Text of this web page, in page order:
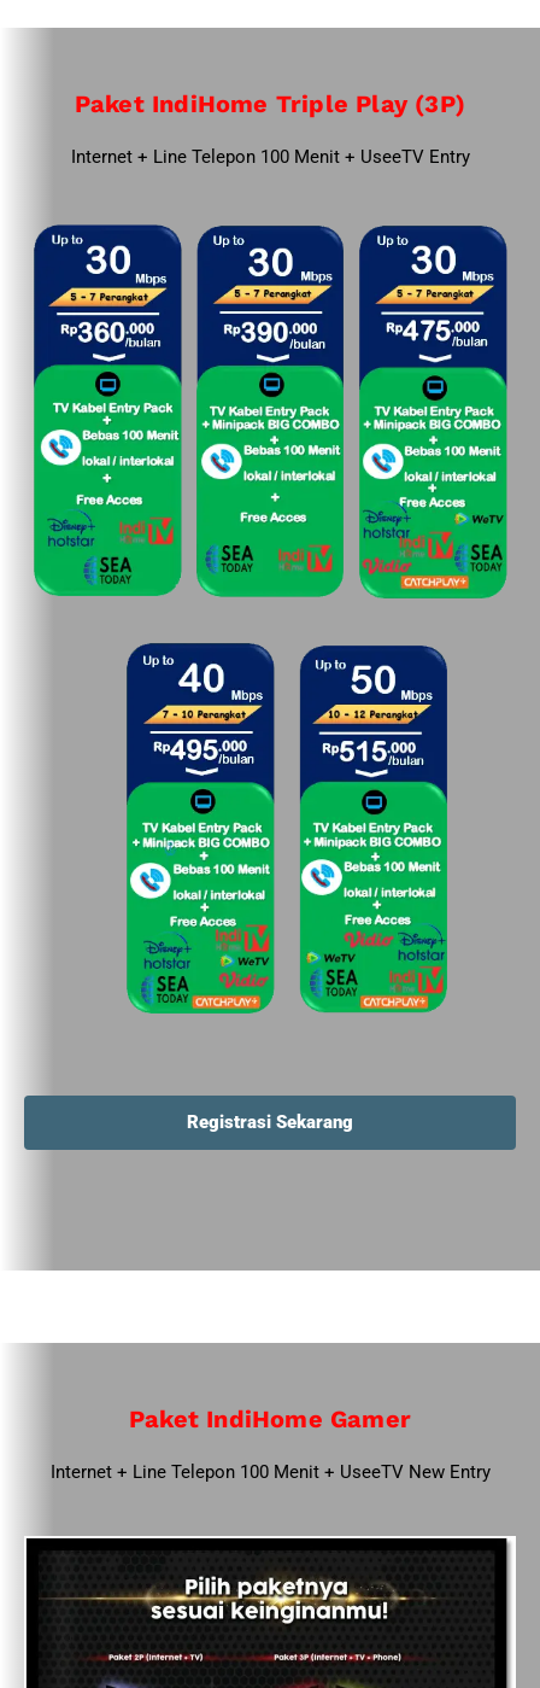
Paket IndiHome Triple Play (3P)
Internet + Line Telepon 100 Menit + UseeTV Entry
Registrasi Sekarang
Paket IndiHome Gamer
Internet + Line Telepon 100 Menit + UseeTV New Entry